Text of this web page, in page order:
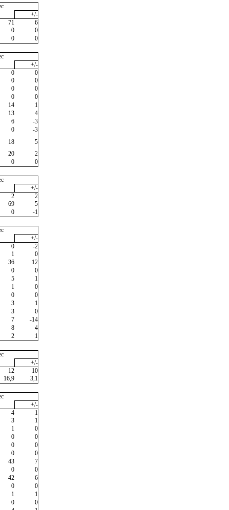
+/-
71
6
0
0
0
0
+/-
0
0
0
0
0
0
0
0
14
1
13
4
6
-3
0
-3
18
5
20
2
0
0
+/-
2
2
69
5
0
-1
+/-
0
-2
1
0
36
12
0
0
5
1
1
0
0
0
3
1
3
0
7
-14
8
4
2
1
+/-
12
10
16,9
3,1
+/-
4
1
3
1
1
0
0
0
0
0
0
0
43
7
0
0
42
6
0
0
1
1
0
0